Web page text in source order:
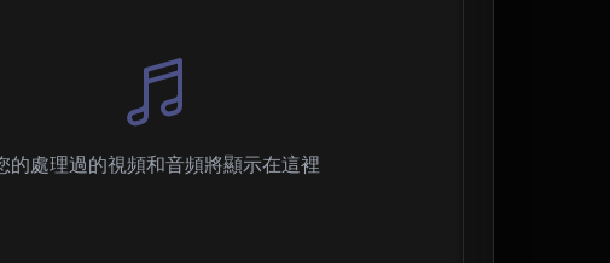
的處理過的視頻和音頻將顯示在這裡